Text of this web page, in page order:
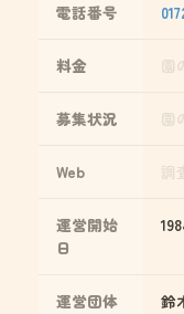
電話番号
料金
募集状況
Web
運営開始
日
運営団体 鈴